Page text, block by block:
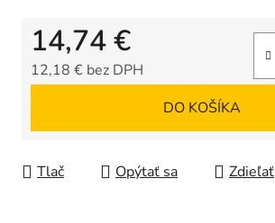
14,74 €
12,18 € bez DPH
DO KOŠÍKA
Tlač Opýtať sa Zdieľať